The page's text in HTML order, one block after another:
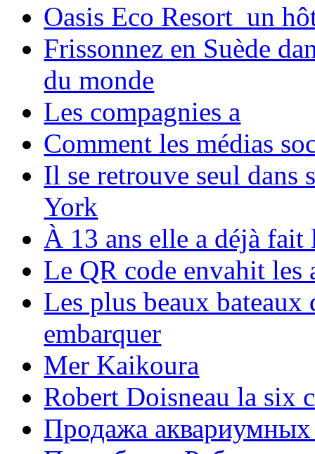
Oasis Eco Resort un
Frissonnez en Suède
du monde
Les compagnies a
Comment les médias
Il se retrouve seul dans
York
À 13 ans elle a déjà
Le QR code envahit les
Les plus beaux bateaux
embarquer
Mer Kaikoura
Robert Doisneau la six
Продажа аквариумных